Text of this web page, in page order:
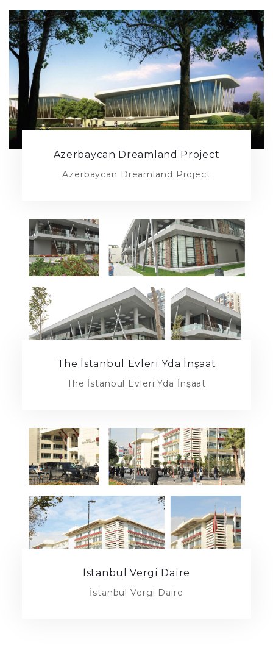
Azerbaycan Dreamland Project
Azerbaycan Dreamland Project
The İstanbul Evleri Yda İnşaat
The İstanbul Evleri Yda İnşaat
İstanbul Vergi Daire
İstanbul Vergi Daire